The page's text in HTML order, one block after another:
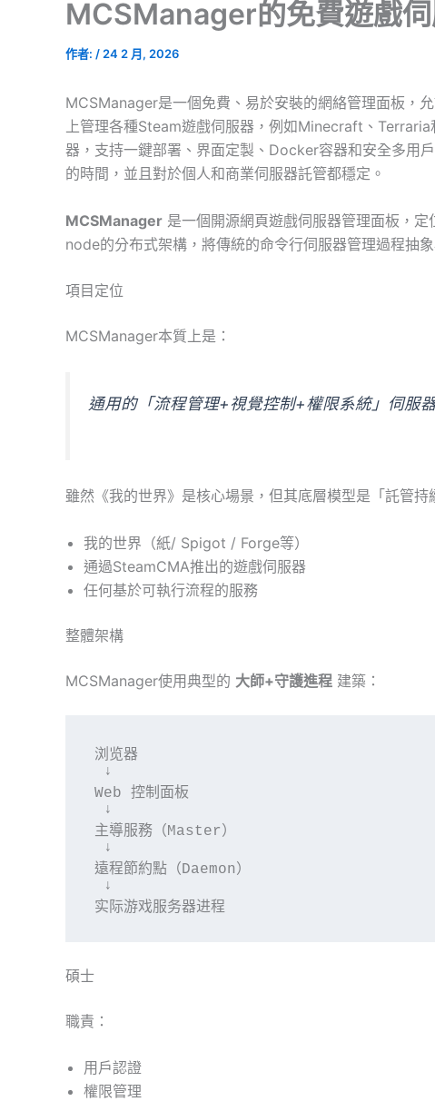
MCSManager的免費遊戲
作者: / 24 2 月, 2026
MCSManager是一個免費、易於安裝的網絡管理面板，
上管理各種Steam遊戲伺服器，例如Minecraft、
器，支持一鍵部署、界面定製、Docker容器和安全多用
的時間，並且對於個人和商業伺服器託管都穩定。
MCSManager 是一個開源網頁遊戲伺服器管理面板，定
node的分布式架構，將傳統的命令行伺服器管理過程抽
項目定位
MCSManager本質上是：
通用的「流程管理+視覺控制+權限系統」伺服
雖然《我的世界》是核心場景，但其底層模型是「託管
我的世界（紙/ Spigot / Forge等）
通過SteamCMA推出的遊戲伺服器
任何基於可執行流程的服務
整體架構
MCSManager使用典型的 大師+守護進程 建築：
浏览器
Web 控制面板
主導服務（Master）
遠程節約點（Daemon）
实际游戏服务器进程
碩士
職責：
用戶認證
權限管理